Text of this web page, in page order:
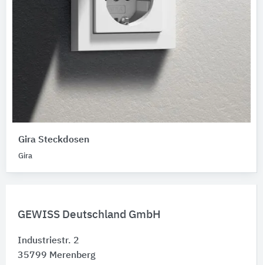
GEWISS Deutschland GmbH
Industriestr. 2
35799 Merenberg
Gira Steckdosen
Gira